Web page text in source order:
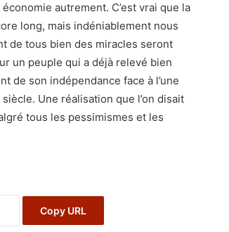
autrement. C’est vrai que la
long, mais indéniablement nous
de tous bien des miracles seront
un peuple qui a déjà relevé bien
de son indépendance face à l’une
Une réalisation que l’on disait
tous les pessimismes et les
Copy URL